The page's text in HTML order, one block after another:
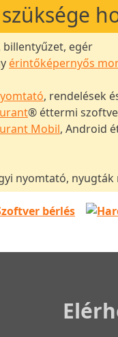
billentyűzet, egér
érintőképernyős
, rendelések
® éttermi
Mobil, Android
nyomtató, nyugták